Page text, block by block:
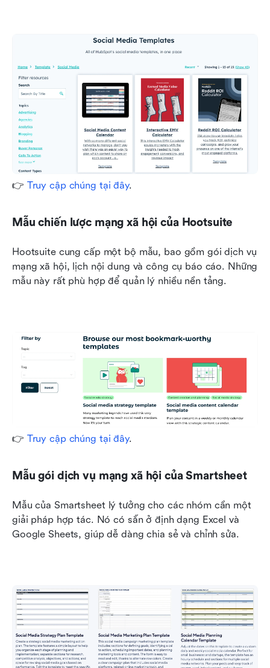
👉 Truy cập chúng tại đây.
Mẫu chiến lược mạng xã hội của Hootsuite
Hootsuite cung cấp một bộ mẫu, bao gồm gói dịch vụ
mạng xã hội, lịch nội dung và công cụ báo cáo. Những
mẫu này rất phù hợp để quản lý nhiều nền tảng.
👉 Truy cập chúng tại đây.
Mẫu gói dịch vụ mạng xã hội của Smartsheet
Mẫu của Smartsheet lý tưởng cho các nhóm cần một
giải pháp hợp tác. Nó có sẵn ở định dạng Excel và
Google Sheets, giúp dễ dàng chia sẻ và chỉnh sửa.